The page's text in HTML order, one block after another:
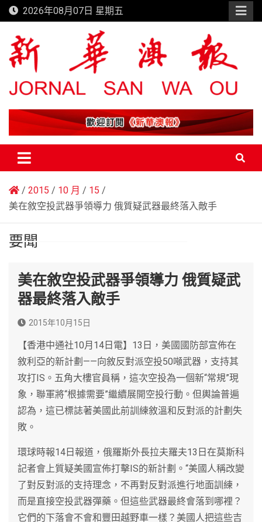
Skip
to
content
2026年08月07日 星期五
新華澳報
2015 10 月
15
美在敘空投武器爭領導力 俄質疑武器最終落入敵手
要聞
美在敘空投武器爭領導力 俄質疑武
器最終落入敵手
2015年10月15日
【香港中通社10月14日電】13日，美國國防部宣佈在
敘利亞的新計劃——向敘反對派空投50噸武器，支持其
攻打IS。五角大樓官員稱，這次空投為一個新“常規”現
象，聯軍將“根據需要”繼續展開空投行動。但輿論普遍
認為，這已標誌著美國此前訓練敘溫和反對派的計劃失
敗。
環球時報14日報道，俄羅斯外長拉夫羅夫13日在莫斯科
記者會上質疑美國宣佈打擊IS的新計劃。“美國人稱改變
了對反對派的支持理念，不再對反對派進行地面訓練，
而是直接空投武器彈藥。但這些武器最終會落到哪裡？
它們的下落會不會和豐田越野車一樣？美國人把這些吉